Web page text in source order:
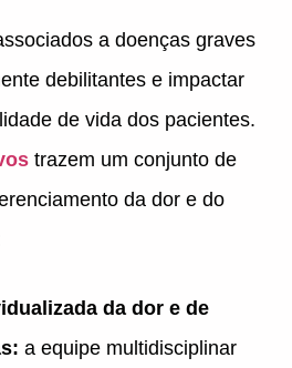
a doenças graves
debilitantes e impactar
de vida dos pacientes.
trazem um conjunto de
da dor e do
da dor e de
a equipe multidisciplinar